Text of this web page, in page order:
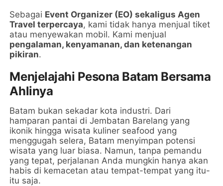
Sebagai Event Organizer (EO) sekaligus Agen
Travel terpercaya, kami tidak hanya menjual tiket
atau menyewakan mobil. Kami menjual
pengalaman, kenyamanan, dan ketenangan
pikiran.
Menjelajahi Pesona Batam Bersama
Ahlinya
Batam bukan sekadar kota industri. Dari
hamparan pantai di Jembatan Barelang yang
ikonik hingga wisata kuliner seafood yang
menggugah selera, Batam menyimpan potensi
wisata yang luar biasa. Namun, tanpa pemandu
yang tepat, perjalanan Anda mungkin hanya akan
habis di kemacetan atau tempat-tempat yang itu-
itu saja.